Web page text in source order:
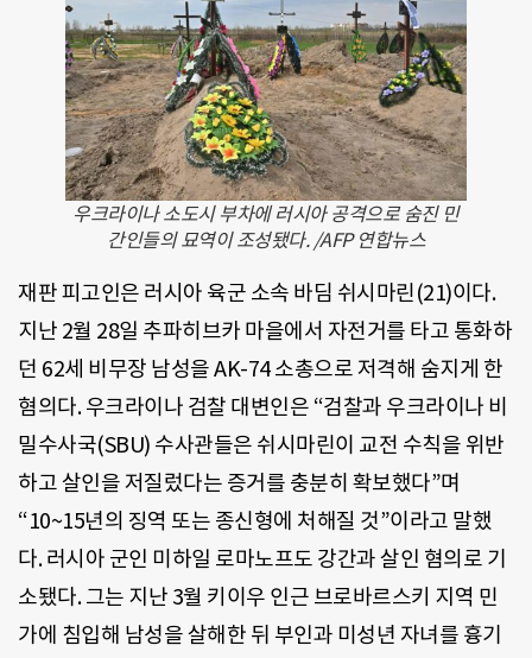
우크라이나 소도시 부차에 러시아 공격으로 숨진 민
간인들의 묘역이 조성됐다. /AFP 연합뉴스
재판 피고인은 러시아 육군 소속 바딤 쉬시마린(21)이다.
지난 2월 28일 추파히브카 마을에서 자전거를 타고 통화하
던 62세 비무장 남성을 AK-74 소총으로 저격해 숨지게 한
혐의다. 우크라이나 검찰 대변인은 “검찰과 우크라이나 비
밀수사국(SBU) 수사관들은 쉬시마린이 교전 수칙을 위반
하고 살인을 저질렀다는 증거를 충분히 확보했다”며
“10~15년의 징역 또는 종신형에 처해질 것”이라고 말했
다. 러시아 군인 미하일 로마노프도 강간과 살인 혐의로 기
소됐다. 그는 지난 3월 키이우 인근 브로바르스키 지역 민
가에 침입해 남성을 살해한 뒤 부인과 미성년 자녀를 흉기